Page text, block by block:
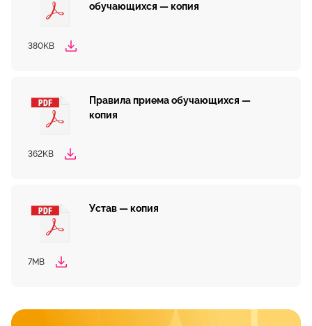
обучающихся — копия
380KB
Правила приема обучающихся —
копия
362KB
Устав — копия
7MB